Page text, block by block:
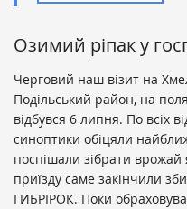
Озимий ріпак у
Черговий наш візит на
Подільський район, на
відбувся 6 липня. По всіх
синоптики обіцяли
поспішали зібрати
приїзду саме закінчили
ГИБРІРОК. Поки